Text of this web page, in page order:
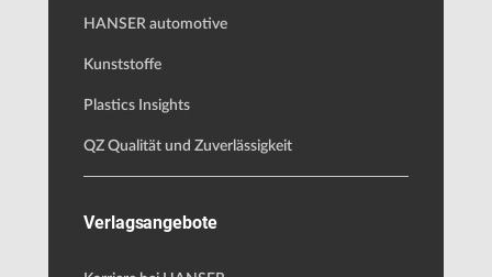
HANSER automotive
Kunststoffe
Plastics Insights
QZ Qualität und Zuverlässigkeit
Verlagsangebote